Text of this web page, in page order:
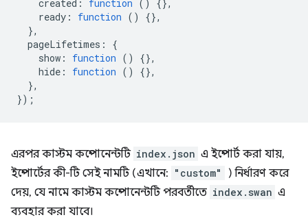
created : function ()
{},
ready : function ()
{},
},
pageLifetimes :
{
show : function ()
{},
hide : function ()
{},
},
});
এরপর কাস্টম কম্পোনেন্টটি index.json এ ইম্পোর্ট করা যায়,
ইম্পোর্টের কী-টি সেই নামটি (এখানে: "custom"
) নির্ধারণ করে
দেয়, যে নামে কাস্টম কম্পোনেন্টটি পরবর্তীতে index.swan এ
ব্যবহার করা যাবে।